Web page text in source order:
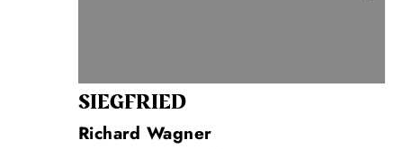
SIEG­FRIED
Richard Wagner